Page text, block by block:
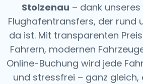
Stolzenau – dank
Flughafentransfers, der rund
da ist. Mit transparenten
Fahrern, modernen
Online-Buchung wird jede
und stressfrei – ganz gleich,